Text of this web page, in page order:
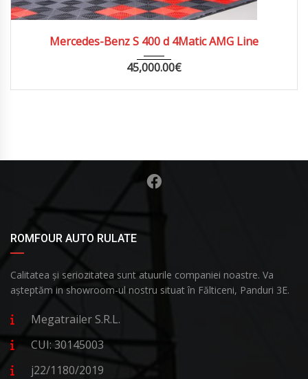
Mercedes-Benz S 400 d 4Matic AMG Line
45,000.00€
ROMFOUR AUTO RULATE
Calitatea și seriozitatea sunt atuurile companiei noastre. Va
așteptăm in showroom-ul nostru situat în Fălticeni, Panduri 3E.
Megatrailer S.R.L.
CUI: 30145003
j22/1180/2019